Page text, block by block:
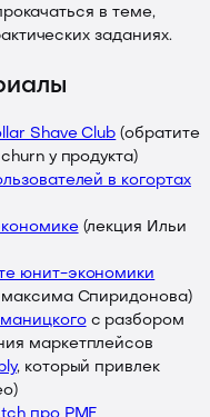
в теме,
заданиях.
Shave Club (обратите
у продукта)
в когортах
(лекция Ильи
юнит-экономики
Спиридонова)
с разбором
маркетплейсов
, который привлек